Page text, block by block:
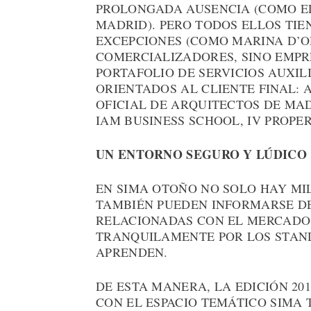
PROLONGADA AUSENCIA (COMO
MADRID). PERO TODOS ELLOS
EXCEPCIONES (COMO MARINA
COMERCIALIZADORES, SINO
PORTAFOLIO DE SERVICIOS
ORIENTADOS AL CLIENTE FINAL:
OFICIAL DE ARQUITECTOS DE
IAM BUSINESS SCHOOL, IV
UN ENTORNO SEGURO Y LÚDICO
EN SIMA OTOÑO NO SOLO HAY
TAMBIÉN PUEDEN INFORMARSE
RELACIONADAS CON EL
TRANQUILAMENTE POR LOS
APRENDEN.
DE ESTA MANERA, LA EDICIÓN
CON EL ESPACIO TEMÁTICO